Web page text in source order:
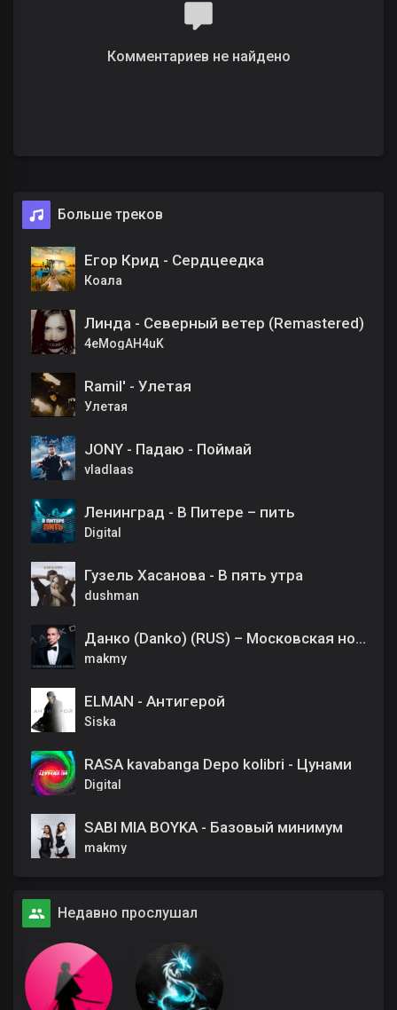
Комментариев не найдено
Больше треков
Егор Крид - Сердцеедка
Коала
Линда - Северный ветер (Remastered)
4eMogAH4uK
Ramil' - Улетая
Улетая
JONY - Падаю - Поймай
vladlaas
Ленинград - В Питере – пить
Digital
Гузель Хасанова - В пять утра
dushman
Данко (Danko) (RUS) – Московская ночь
makmy
ELMAN - Антигерой
Siska
RASA kavabanga Depo kolibri - Цунами
Digital
SABI MIA BOYKA - Базовый минимум
makmy
Недавно прослушал